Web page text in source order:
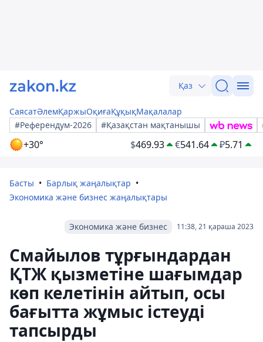
Қаз
СаясатӘлемҚаржыОқиғаҚұқықМақалалар
#Референдум-2026
#Қазақстан мақтанышы
+30° $469.93 €541.64 ₽5.71
Басты
Барлық жаңалықтар
Экономика және бизнес жаңалықтары
11:38, 21 қараша 2023
Экономика және бизнес
Смайылов тұрғындардан
ҚТЖ қызметіне шағымдар
көп келетінін айтып, осы
бағытта жұмыс істеуді
тапсырды